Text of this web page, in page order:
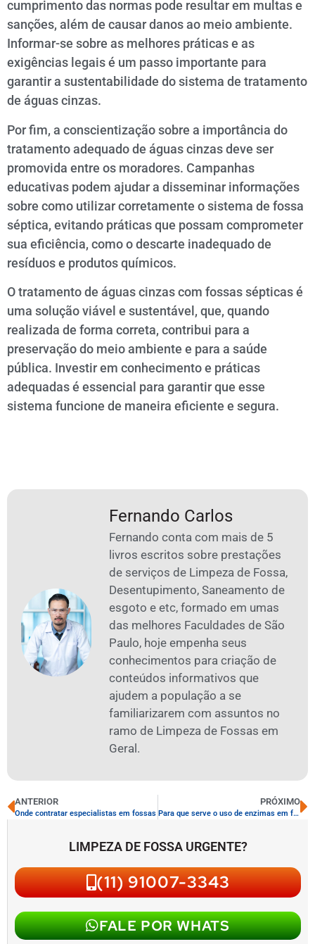
cumprimento das normas pode resultar em multas e
sanções, além de causar danos ao meio ambiente.
Informar-se sobre as melhores práticas e as
exigências legais é um passo importante para
garantir a sustentabilidade do sistema de tratamento
de águas cinzas.
Por fim, a conscientização sobre a importância do
tratamento adequado de águas cinzas deve ser
promovida entre os moradores. Campanhas
educativas podem ajudar a disseminar informações
sobre como utilizar corretamente o sistema de fossa
séptica, evitando práticas que possam comprometer
sua eficiência, como o descarte inadequado de
resíduos e produtos químicos.
O tratamento de águas cinzas com fossas sépticas é
uma solução viável e sustentável, que, quando
realizada de forma correta, contribui para a
preservação do meio ambiente e para a saúde
pública. Investir em conhecimento e práticas
adequadas é essencial para garantir que esse
sistema funcione de maneira eficiente e segura.
Fernando Carlos
Fernando conta com mais de 5
livros escritos sobre prestações
de serviços de Limpeza de Fossa,
Desentupimento, Saneamento de
esgoto e etc, formado em umas
das melhores Faculdades de São
Paulo, hoje empenha seus
conhecimentos para criação de
conteúdos informativos que
ajudem a população a se
familiarizarem com assuntos no
ramo de Limpeza de Fossas em
Geral.
ANTERIOR
Onde contratar especialistas em fossas
PRÓXIMO
Para que serve o uso de enzimas em fossas
LIMPEZA DE FOSSA URGENTE?
(11) 91007-3343
FALE POR WHATS